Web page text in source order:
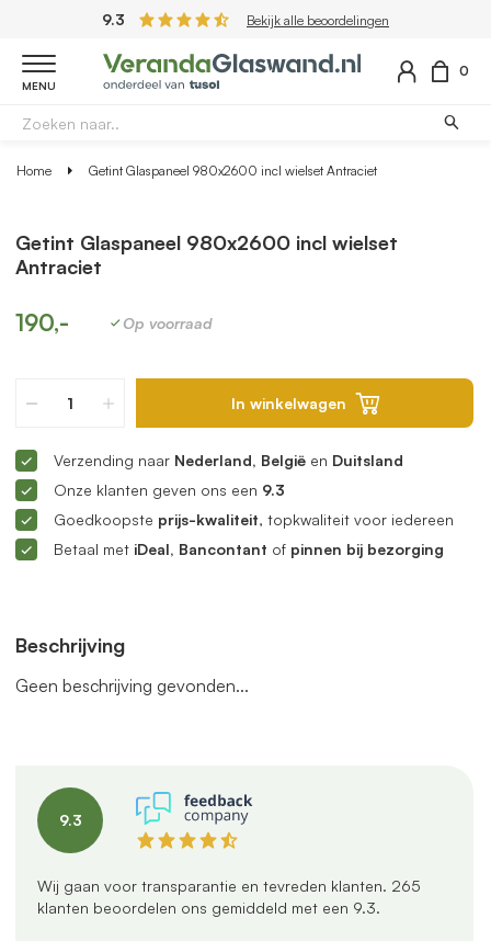
9.3 Bekijk alle beoordelingen
MENU
0
Home Getint Glaspaneel 980x2600 incl wielset Antraciet
Beschrijving
Geen beschrijving gevonden...
9.3
Wij gaan voor transparantie en tevreden klanten. 265
klanten beoordelen ons gemiddeld met een 9.3.
Getint Glaspaneel 980x2600 incl wielset
Antraciet
190,- Op voorraad
In winkelwagen
Verzending naar Nederland, België en Duitsland
Onze klanten geven ons een 9.3
Goedkoopste prijs-kwaliteit, topkwaliteit voor iedereen
Betaal met iDeal, Bancontant of pinnen bij bezorging